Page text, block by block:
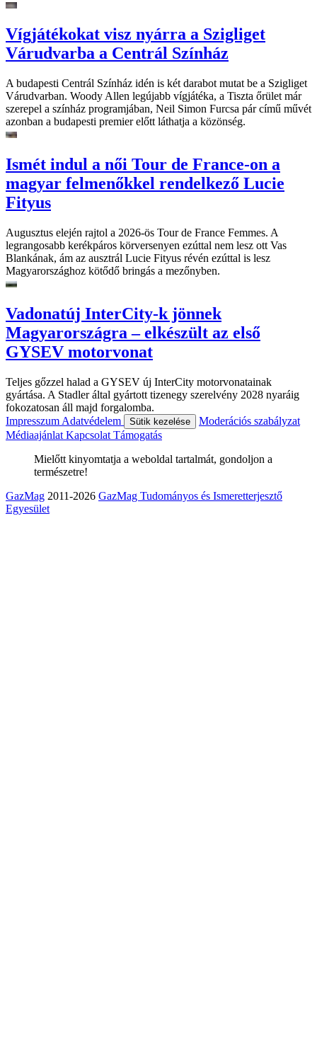
Vígjátékokat visz nyárra a Szigliget
Várudvarba a Centrál Színház
A budapesti Centrál Színház idén is két darabot mutat be a Szigliget
Várudvarban. Woody Allen legújabb vígjátéka, a Tiszta őrület már
szerepel a színház programjában, Neil Simon Furcsa pár című művét
azonban a budapesti premier előtt láthatja a közönség.
Ismét indul a női Tour de France-on a
magyar felmenőkkel rendelkező Lucie
Fityus
Augusztus elején rajtol a 2026-ös Tour de France Femmes. A
legrangosabb kerékpáros körversenyen ezúttal nem lesz ott Vas
Blankának, ám az ausztrál Lucie Fityus révén ezúttal is lesz
Magyarországhoz kötődő bringás a mezőnyben.
Vadonatúj InterCity-k jönnek
Magyarországra – elkészült az első
GYSEV motorvonat
Teljes gőzzel halad a GYSEV új InterCity motorvonatainak
gyártása. A Stadler által gyártott tizenegy szerelvény 2028 nyaráig
fokozatosan áll majd forgalomba.
Impresszum Adatvédelem Sütik kezelése
Moderációs szabályzat
Médiaajánlat Kapcsolat Támogatás
Mielőtt kinyomtatja a weboldal tartalmát, gondoljon a
természetre!
GazMag 2011-2026 GazMag Tudományos és Ismeretterjesztő
Egyesület